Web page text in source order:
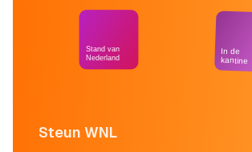
Steun WNL
Stand van
Nederland
In de
kantine